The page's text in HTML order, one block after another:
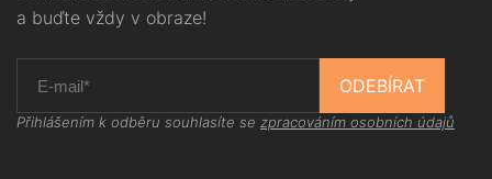
a buďte vždy v obraze!
ODEBÍRAT
Přihlášením k odběru souhlasíte se zpracováním osobních údajů